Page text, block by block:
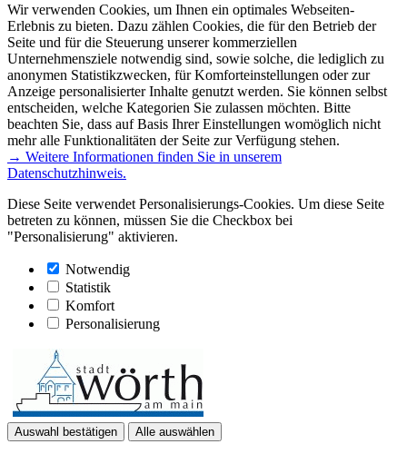
Wir verwenden Cookies, um Ihnen ein optimales Webseiten-
Erlebnis zu bieten. Dazu zählen Cookies, die für den Betrieb der
Seite und für die Steuerung unserer kommerziellen
Unternehmensziele notwendig sind, sowie solche, die lediglich zu
anonymen Statistikzwecken, für Komforteinstellungen oder zur
Anzeige personalisierter Inhalte genutzt werden. Sie können selbst
entscheiden, welche Kategorien Sie zulassen möchten. Bitte
beachten Sie, dass auf Basis Ihrer Einstellungen womöglich nicht
mehr alle Funktionalitäten der Seite zur Verfügung stehen.
→ Weitere Informationen finden Sie in unserem
Datenschutzhinweis.
Diese Seite verwendet Personalisierungs-Cookies. Um diese Seite
betreten zu können, müssen Sie die Checkbox bei
"Personalisierung" aktivieren.
Notwendig
Statistik
Komfort
Personalisierung
Auswahl bestätigen Alle auswählen